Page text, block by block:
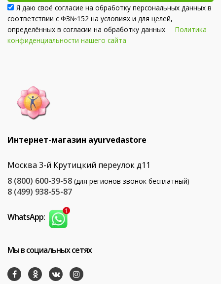
Я даю своё согласие на обработку персональных данных в
соответствии с ФЗ№152 на условиях и для целей,
определённых в согласии на обработку данных Политика
конфиденциальности нашего сайта
Интернет-магазин ayurvedastore
Москва 3-й Крутицкий переулок д11
8 (800) 600-39-58 (для регионов звонок бесплатный)
8 (499) 938-55-87
WhatsApp:
Мы в социальных сетях